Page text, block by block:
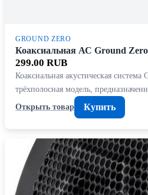
GROUND ZERO
Коаксиальная АС Ground
299.00 RUB
Коаксиальная акустическая
трёхполосная модель,
Открыть товар
Купить